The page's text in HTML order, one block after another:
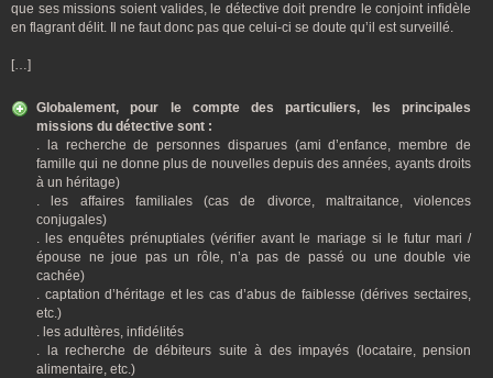
que ses missions soient valides, le détective doit prendre le conjoint infidèle
en flagrant délit. Il ne faut donc pas que celui-ci se doute qu’il est surveillé.
[…]
Globalement, pour le compte des particuliers, les principales
missions du détective sont :
. la recherche de personnes disparues (ami d’enfance, membre de
famille qui ne donne plus de nouvelles depuis des années, ayants droits
à un héritage)
. les affaires familiales (cas de divorce, maltraitance, violences
conjugales)
. les enquêtes prénuptiales (vérifier avant le mariage si le futur mari /
épouse ne joue pas un rôle, n’a pas de passé ou une double vie
cachée)
. captation d’héritage et les cas d’abus de faiblesse (dérives sectaires,
etc.)
. les adultères, infidélités
. la recherche de débiteurs suite à des impayés (locataire, pension
alimentaire, etc.)